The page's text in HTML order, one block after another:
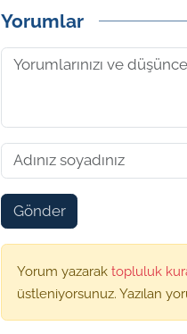
Yorumlar
Gönder
Yorum yazarak topluluk
üstleniyorsunuz. Yazılan